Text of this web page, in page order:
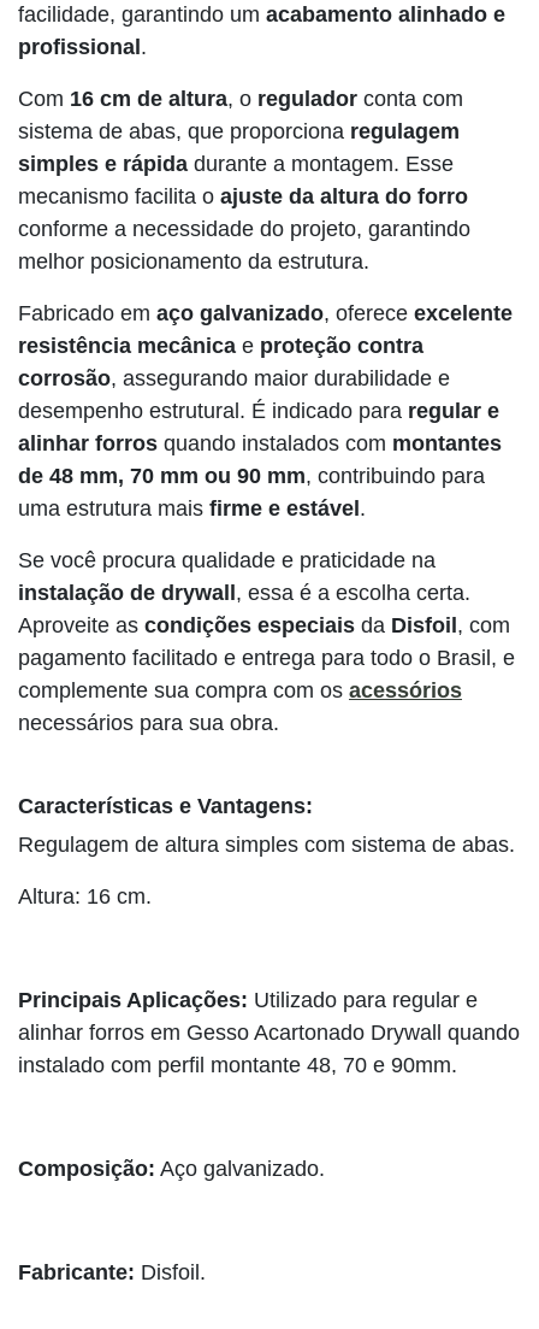
facilidade, garantindo um acabamento alinhado e
profissional.
Com 16 cm de altura, o regulador conta com
sistema de abas, que proporciona regulagem
simples e rápida durante a montagem. Esse
mecanismo facilita o ajuste da altura do forro
conforme a necessidade do projeto, garantindo
melhor posicionamento da estrutura.
Fabricado em aço galvanizado, oferece excelente
resistência mecânica e proteção contra
corrosão, assegurando maior durabilidade e
desempenho estrutural. É indicado para regular e
alinhar forros quando instalados com montantes
de 48 mm, 70 mm ou 90 mm, contribuindo para
uma estrutura mais firme e estável.
Se você procura qualidade e praticidade na
instalação de drywall, essa é a escolha certa.
Aproveite as condições especiais da Disfoil, com
pagamento facilitado e entrega para todo o Brasil, e
complemente sua compra com os acessórios
necessários para sua obra.
Características e Vantagens:
Regulagem de altura simples com sistema de abas.
Altura: 16 cm.
Principais Aplicações: Utilizado para regular e
alinhar forros em Gesso Acartonado Drywall quando
instalado com perfil montante 48, 70 e 90mm.
Composição: Aço galvanizado.
Fabricante: Disfoil.